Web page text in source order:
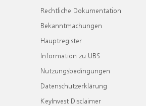
Rechtliche Dokumentation
Bekanntmachungen
Hauptregister
Information zu UBS
Nutzungsbedingungen
Datenschutzerklärung
KeyInvest Disclaimer